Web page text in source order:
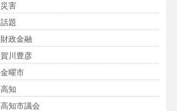
災害
話題
財政金融
賀川豊彦
金曜市
高知
高知市議会